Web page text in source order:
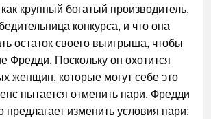
крупный богатый производитель,
конкурса, и что она
остаток своего выигрыша, чтобы
Фредди. Поскольку он охотится
женщин, которые могут себе это
пытается отменить пари. Фредди
предлагает изменить условия пари: